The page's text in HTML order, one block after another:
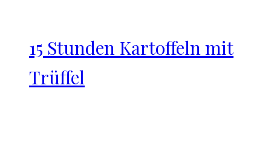
15 Stunden Kartoffeln mit
Trüffel